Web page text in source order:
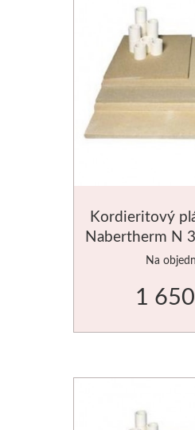
Kordieritový
Nabertherm N
Na
1